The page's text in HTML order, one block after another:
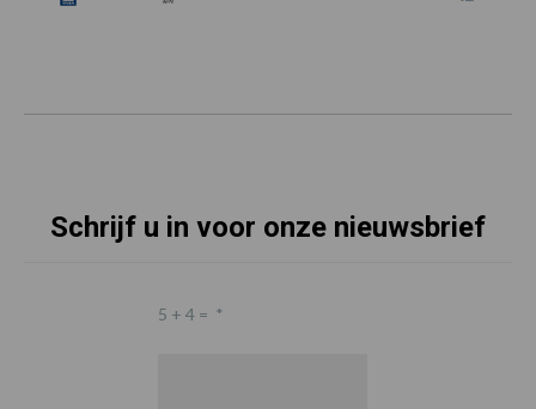
Schrijf u in voor onze nieuwsbrief
5 + 4 = *